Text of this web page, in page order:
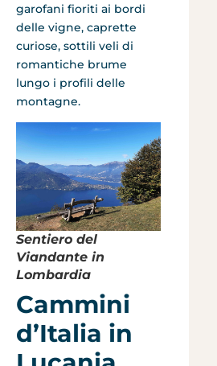
garofani fioriti ai bordi
delle vigne, caprette
curiose, sottili veli di
romantiche brume
lungo i profili delle
montagne.
Sentiero del
Viandante in
Lombardia
Cammini
d’Italia in